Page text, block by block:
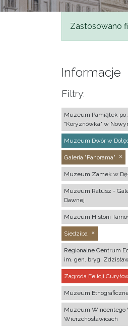
Komunikat
Zastosowano
Informacje
Filtry:
Muzeum Pamiątek po
"Koryznówka" w
Muzeum Dwór w
Galeria "Panorama"
Muzeum Zamek w
Muzeum Ratusz -
Dawnej
Muzeum Historii
Siedziba
Regionalne Centrum
im. gen. bryg.
Zagroda Felicji
Muzeum
Muzeum Wincentego
Wierzchosławicach